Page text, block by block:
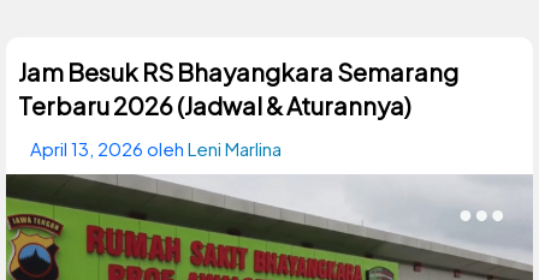
Jam Besuk RS Bhayangkara Semarang
Terbaru 2026 (Jadwal & Aturannya)
April 13, 2026 oleh Leni Marlina